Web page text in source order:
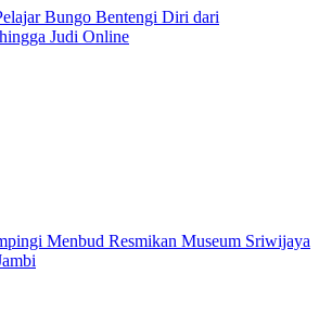
Bungo Bentengi Diri dari
Judi Online
Menbud Resmikan Museum Sriwijaya